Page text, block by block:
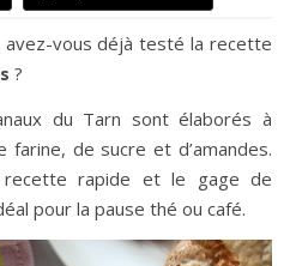
?
du Tarn sont élaborés à
farine, de sucre et d’amandes.
recette rapide et le gage de
pour la pause thé ou café.